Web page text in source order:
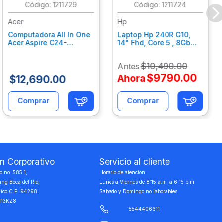
: 1211729
Acer
Computadora All In One
Acer Aspire C24-
Dq.Bmjal.002
$12,690.00
Comprar
:1211724
Hp
Laptop Hp 240R G10,
14" Fhd, Core 5 , 8Gb
Antes$10,490.00
Ahora$9790.00
Comprar
Corporativo
no. 585 1,
Boca del Rio,
C.P. 94298
Servicio al cliente
Horario de atencion:
Lunes a Viernes de 8:15 a.m. a 6:15 p.m
Sabado y Domingo no laborables
5544406611